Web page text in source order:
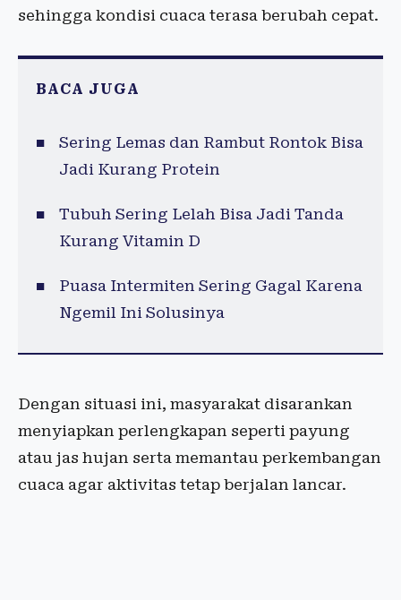
sehingga kondisi cuaca terasa berubah cepat.
BACA JUGA
Sering Lemas dan Rambut Rontok Bisa
Jadi Kurang Protein
Tubuh Sering Lelah Bisa Jadi Tanda
Kurang Vitamin D
Puasa Intermiten Sering Gagal Karena
Ngemil Ini Solusinya
Dengan situasi ini, masyarakat disarankan
menyiapkan perlengkapan seperti payung
atau jas hujan serta memantau perkembangan
cuaca agar aktivitas tetap berjalan lancar.